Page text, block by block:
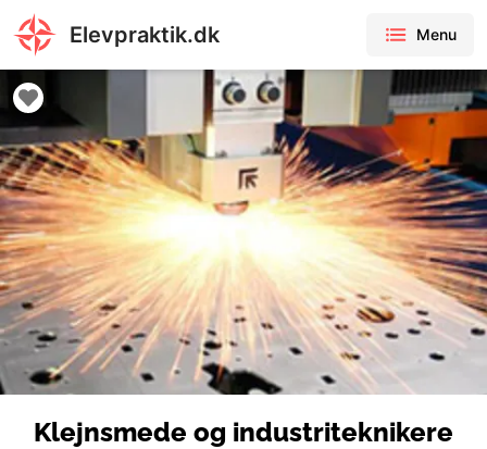
Elevpraktik.dk Menu
Klejnsmede og industriteknikere